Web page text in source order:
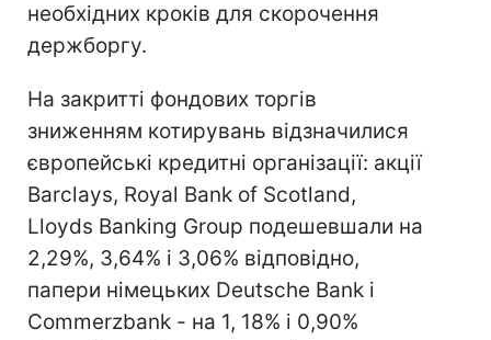
необхідних кроків для скорочення
держборгу.
На закритті фондових торгів
зниженням котирувань відзначилися
європейські кредитні організації: акції
Barclays, Royal Bank of Scotland,
Lloyds Banking Group подешевшали на
2,29%, 3,64% і 3,06% відповідно,
папери німецьких Deutsche Bank і
Commerzbank - на 1, 18% і 0,90%